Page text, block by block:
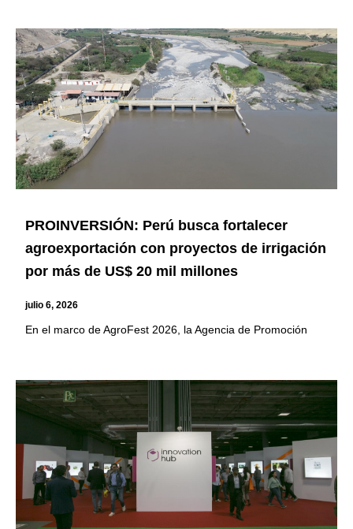
PROINVERSIÓN: Perú busca fortalecer
agroexportación con proyectos de irrigación
por más de US$ 20 mil millones
julio 6, 2026
En el marco de AgroFest 2026, la Agencia de Promoción